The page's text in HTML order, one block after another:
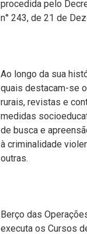
procedida pelo
n° 243, de 21 de
Ao longo da sua
quais destacam-se
rurais, revistas e
medidas
de busca e
à criminalidade
outras.
Berço das
executa os Cursos